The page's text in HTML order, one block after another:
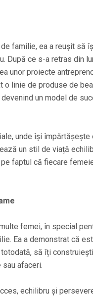
familie, ea a reușit să
După ce s-a retras din
unor proiecte
linie de produse de
un model de
unde își împărtășește
un stil de viață
faptul că fiecare
femei, în special
Ea a demonstrat că
să îți
afaceri.
echilibru și